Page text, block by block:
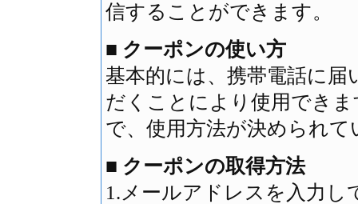
信することができます。
■ クーポンの使い方
基本的には、携帯電話に
だくことにより使用でき
で、使用方法が決められ
■ クーポンの取得方法
1.メールアドレスを入力し